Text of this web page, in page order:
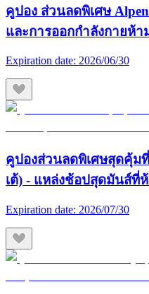
คูปอง ส่วนลดพิเศษ
และการออกกำลังกายห้า
Expiration date: 2026/06/30
คูปองส่วนลดพิเศษสุดคุ้ม
เต้) - แหล่งช้อปสุดมันส์ที่
Expiration date: 2026/07/30